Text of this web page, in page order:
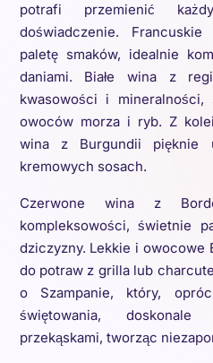
potrafi przemienić
doświadczenie.
paletę smaków, idealnie
daniami. Białe wina z
kwasowości i mineralności,
owoców morza i ryb. Z
wina z Burgundii pięknie
kremowych sosach.
Czerwone wina z
kompleksowości, świetnie
dziczyzny. Lekkie i owocowe
do potraw z grilla lub
o Szampanie, który,
świętowania,
przekąskami, tworząc